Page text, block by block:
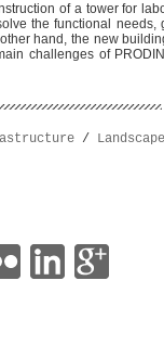
of a tower for
the functional needs,
hand, the new
challenges of
/ Landscape
| |